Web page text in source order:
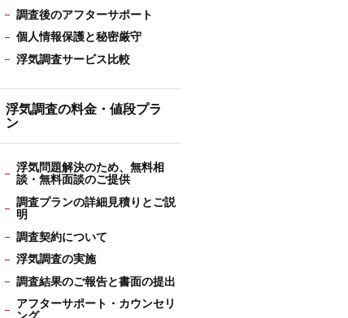
調査後のアフターサポート
個人情報保護と秘密厳守
浮気調査サービス比較
浮気調査の料金・値段プラ
ン
浮気問題解決のため、無料相
談・無料面談のご提供
調査プランの詳細見積りとご説
明
調査契約について
浮気調査の実施
調査結果のご報告と書面の提出
アフターサポート・カウンセリ